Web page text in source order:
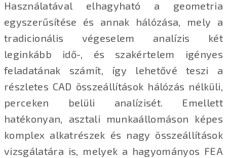
Használatával elhagyható a geometria
egyszerűsítése és annak hálózása, mely a
tradicionális végeselem analízis két
leginkább idő-, és szakértelem igényes
feladatának számít, így lehetővé teszi a
részletes CAD összeállítások hálózás nélküli,
perceken belüli analízisét. Emellett
hatékonyan, asztali munkaállomáson képes
komplex alkatrészek és nagy összeállítások
vizsgálatára is, melyek a hagyományos FEA